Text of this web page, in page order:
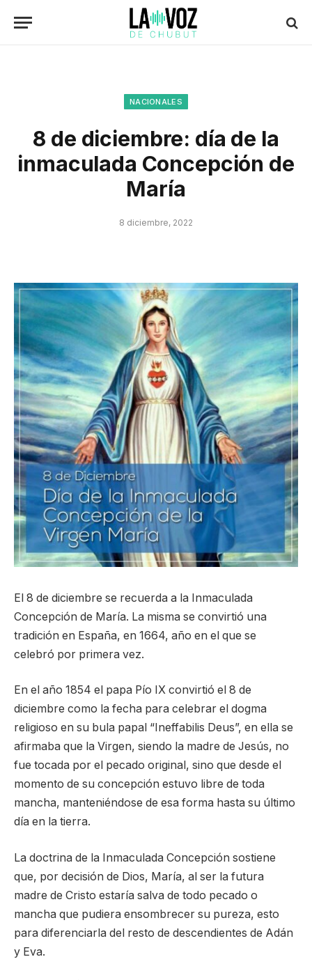
NACIONALES
8 de diciembre: día de la
inmaculada Concepción de
María
8 diciembre, 2022
El 8 de diciembre se recuerda a la Inmaculada
Concepción de María. La misma se convirtió una
tradición en España, en 1664, año en el que se
celebró por primera vez.
En el año 1854 el papa Pío IX convirtió el 8 de
diciembre como la fecha para celebrar el dogma
religioso en su bula papal “Ineffabilis Deus”, en ella se
afirmaba que la Virgen, siendo la madre de Jesús, no
fue tocada por el pecado original, sino que desde el
momento de su concepción estuvo libre de toda
mancha, manteniéndose de esa forma hasta su último
día en la tierra.
La doctrina de la Inmaculada Concepción sostiene
que, por decisión de Dios, María, al ser la futura
madre de Cristo estaría salva de todo pecado o
mancha que pudiera ensombrecer su pureza, esto
para diferenciarla del resto de descendientes de Adán
y Eva.